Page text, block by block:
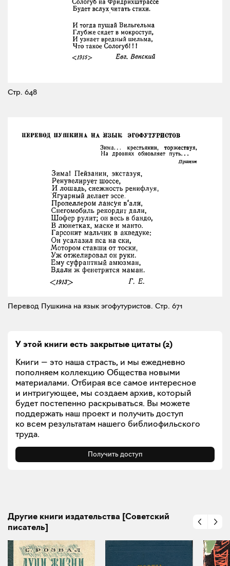
Стр. 648
Перевод Пушкина на язык эгофутуристов. Стр. 671
У этой книги есть закрытые цитаты (2)
Книги — это наша страсть, и мы ежедневно
пополняем коллекцию Общества новыми
материалами. Отбирая все самое интересное
и интригующее, мы создаем архив, который
будет постепенно раскрываться. Вы можете
поддержать наш проект и получить доступ
ко всем результатам нашего библиофильского
труда.
Получить доступ
Другие книги издательства [Советский
писатель]